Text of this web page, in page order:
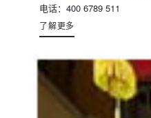
电话：400 6789 511
了解更多